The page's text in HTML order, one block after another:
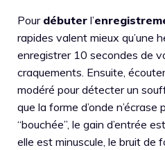
Pour débuter l’
rapides valent mieux qu’une
enregistrer 10 secondes de
craquements. Ensuite,
modéré pour détecter un
que la forme d’onde n’écrase
“bouchée”, le gain d’entrée
elle est minuscule, le bruit de